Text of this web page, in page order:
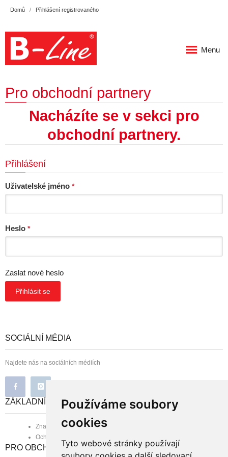
Používáme soubory
cookies
Tyto webové stránky používají
Domů Přihlášení registrovaného
Menu
Pro obchodní partnery
Nacházíte se v sekci pro
obchodní partnery.
Přihlášení
Uživatelské jméno *
Heslo *
Zaslat nové heslo
SOCIÁLNÍ MÉDIA
Najdete nás na sociálních médiích
ZÁKLADNÍ INFORMACE
Značka B-line
Ochrana osobních údajů
PRO OBCHODNÍ PARTNERY